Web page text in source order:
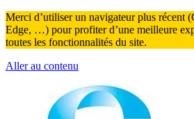
Merci d’utiliser un navigateur plus récent
Edge, …) pour profiter d’une meilleure
toutes les fonctionnalités du site.
Aller au contenu